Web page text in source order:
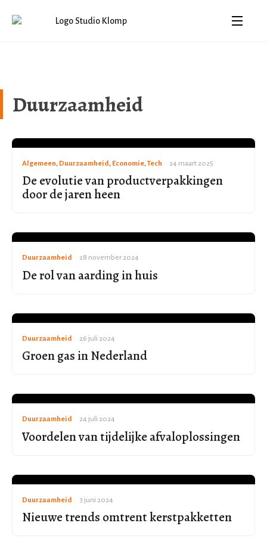
Duurzaamheid
Algemeen, Duurzaamheid, Economie, Tech 24 maart 2025
De evolutie van productverpakkingen
door de jaren heen
Duurzaamheid 28 november 2024
De rol van aarding in huis
Duurzaamheid 26 juli 2024
Groen gas in Nederland
Duurzaamheid 24 juli 2024
Voordelen van tijdelijke afvaloplossingen
Duurzaamheid 3 juni 2024
Nieuwe trends omtrent kerstpakketten